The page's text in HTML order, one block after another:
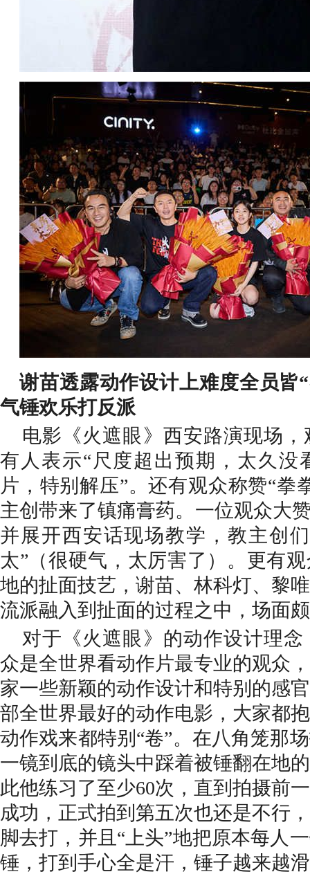
谢苗透露动作设计上难度全员皆
气锤欢乐打反派
电影《火遮眼》西安路演现场
有人表示“尺度超出预期，太久没
片，特别解压”。还有观众称赞“拳
主创带来了镇痛膏药。一位观众大
并展开西安话现场教学，教主创
太”（很硬气，太厉害了）。更有
地的扯面技艺，谢苗、林科灯、黎
流派融入到扯面的过程之中，场面
对于《火遮眼》的动作设计理
众是全世界看动作片最专业的观众
家一些新颖的动作设计和特别的感
部全世界最好的动作电影，大家都
动作戏来都特别 “卷”。在八角笼那
一镜到底的镜头中踩着被锤翻在地
此他练习了至少60次，直到拍摄前
成功，正式拍到第五次也还是不行
脚去打，并且“上头”地把原本每人
锤，打到手心全是汗，锤子越来越